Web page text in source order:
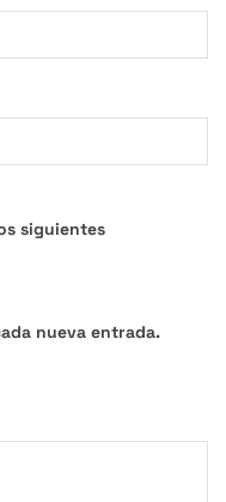
siguientes
nueva entrada.